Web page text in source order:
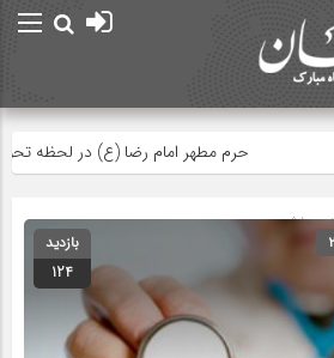
حرم مطهر امام رضا (ع) در لحظه تحویل
نشده
بازدید
124